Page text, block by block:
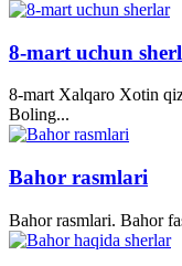
8-mart uchun
8-mart Xalqaro Xotin
Boling...
Bahor rasmlari
Bahor rasmlari. Bahor